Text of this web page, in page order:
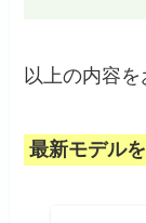
以上の内容を
最新モデル